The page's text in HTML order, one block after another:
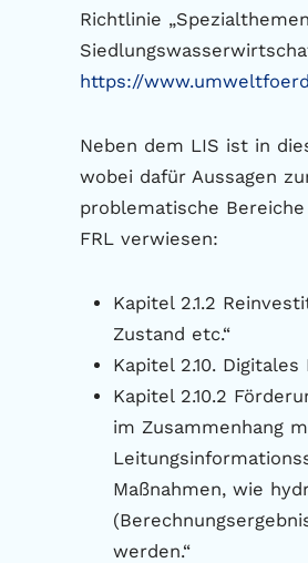
Richtlinie
https://
Neben dem LIS ist in
wobei dafür Aussagen
problematische
FRL verwiesen:
Kapitel 2.1.2
Zustand etc.“
Kapitel 2.10.
Kapitel 2.10.2
im Zusammenhang
Maßnahmen, wie
werden.“